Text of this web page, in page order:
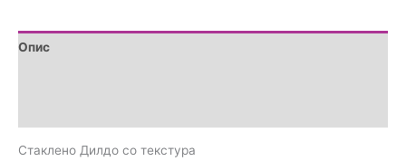
Опис
Стаклено Дилдо со текстура